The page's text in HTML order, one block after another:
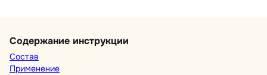
Содержание инструкции
Состав
Применение